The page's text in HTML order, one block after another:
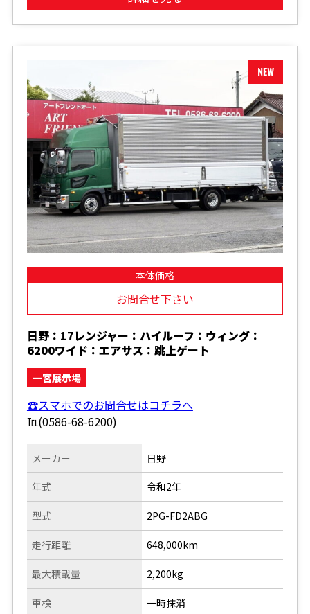
本体価格
お問合せ下さい
日野：17レンジャー：ハイルーフ：ウィング：
6200ワイド：エアサス：跳上ゲート
一宮展示場
☎スマホでのお問合せはコチラへ
℡(0586-68-6200)
メーカー
年式
型式
走行距離
日野
令和2年
2PG-FD2ABG
648,000km
最大積載量
車検
2,200kg
一時抹消